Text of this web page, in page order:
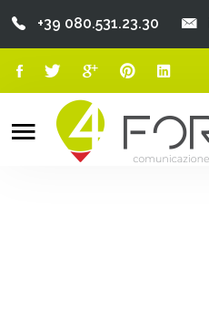
Chi Siamo
+39 080.531.23.30